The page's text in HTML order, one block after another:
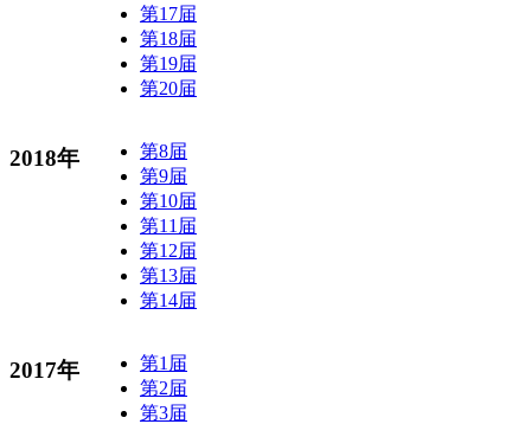
第17届
第18届
第19届
第20届
2018年
第8届
第9届
第10届
第11届
第12届
第13届
第14届
2017年
第1届
第2届
第3届